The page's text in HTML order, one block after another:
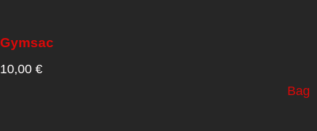
Gymsac
10,00 €
Bag